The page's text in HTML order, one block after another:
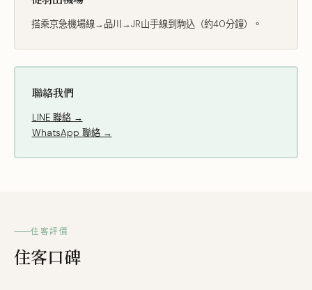
搭乘京急機場線→品川→JR山手線到駒込（約40分鐘）。
聯絡我們
LINE 聯絡 →
WhatsApp 聯絡 →
住客評價
住客口碑